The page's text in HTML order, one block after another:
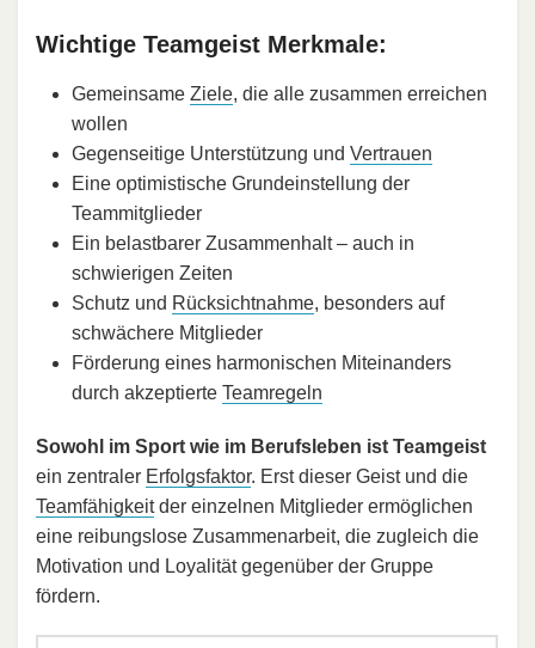
Wichtige Teamgeist Merkmale:
Gemeinsame Ziele, die alle zusammen erreichen
wollen
Gegenseitige Unterstützung und Vertrauen
Eine optimistische Grundeinstellung der
Teammitglieder
Ein belastbarer Zusammenhalt – auch in
schwierigen Zeiten
Schutz und Rücksichtnahme, besonders auf
schwächere Mitglieder
Förderung eines harmonischen Miteinanders
durch akzeptierte Teamregeln
Sowohl im Sport wie im Berufsleben ist Teamgeist
ein zentraler Erfolgsfaktor. Erst dieser Geist und die
Teamfähigkeitder einzelnen Mitglieder ermöglichen
eine reibungslose Zusammenarbeit, die zugleich die
Motivation und Loyalität gegenüber der Gruppe
fördern.